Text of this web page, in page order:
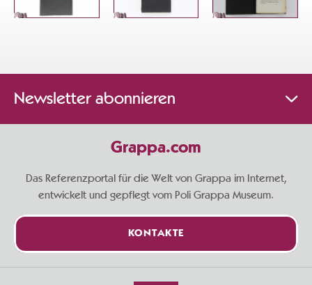
Newsletter abonnieren
Grappa.com
Das Referenzportal für die Welt von Grappa im Internet,
entwickelt und gepflegt vom Poli Grappa Museum.
KONTAKTE